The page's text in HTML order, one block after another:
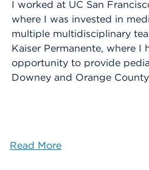
I worked at UC San
where I was invested in
multiple multidisciplinary
Kaiser Permanente, where I
opportunity to provide
Downey and Orange
Read More